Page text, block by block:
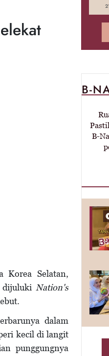
Korea Selatan,
dijuluki Nation's
dalam
kecil di langit
punggungnya
B-
B-